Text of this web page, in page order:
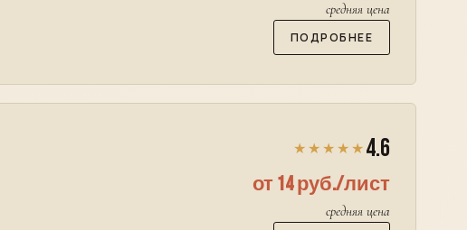
средняя цена
ПОДРОБНЕЕ
★★★★★ 4.6
от 14 руб./лист
средняя цена